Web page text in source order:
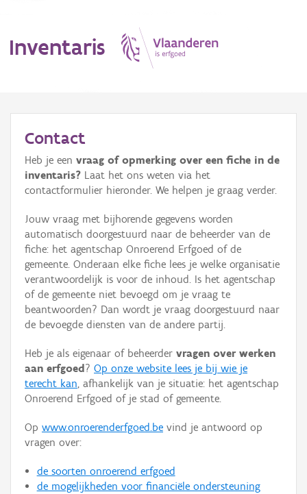
Inventaris
Erfgoedobject
Aanduidingsobject
Waarneming
Thema
Gebeurtenis
Persoon of collectief
Hergebruik
Aanmelden
Contact
Heb je een vraag of opmerking over een fiche in de
inventaris? Laat het ons weten via het
contactformulier hieronder. We helpen je graag verder.
Jouw vraag met bijhorende gegevens worden
automatisch doorgestuurd naar de beheerder van de
fiche: het agentschap Onroerend Erfgoed of de
gemeente. Onderaan elke fiche lees je welke organisatie
verantwoordelijk is voor de inhoud. Is het agentschap
of de gemeente niet bevoegd om je vraag te
beantwoorden? Dan wordt je vraag doorgestuurd naar
de bevoegde diensten van de andere partij.
Heb je als eigenaar of beheerder vragen over werken
aan erfgoed ? Op onze website lees je bij wie je
terecht kan, afhankelijk van je situatie: het agentschap
Onroerend Erfgoed of je stad of gemeente.
Op www.onroerenderfgoed.be vind je antwoord op
vragen over:
de soorten onroerend erfgoed
de mogelijkheden voor financiële ondersteuning